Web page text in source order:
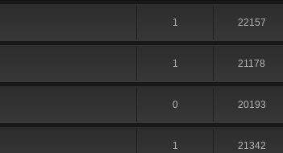
1 22157
1 21178
0 20193
1 21342